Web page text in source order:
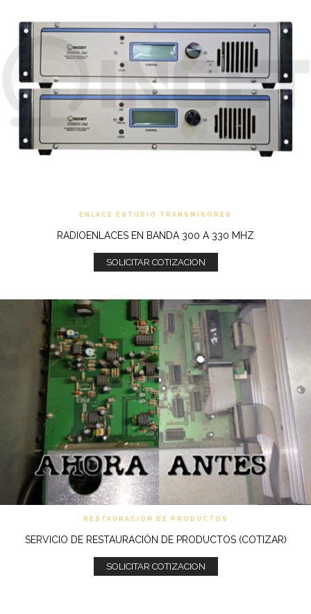
ENLACE ESTUDIO TRANSMISORES
RADIOENLACES EN BANDA 300 A 330 MHZ
SOLICITAR COTIZACION
RESTAURACION DE PRODUCTOS
SERVICIO DE RESTAURACIÓN DE PRODUCTOS (COTIZAR)
SOLICITAR COTIZACION